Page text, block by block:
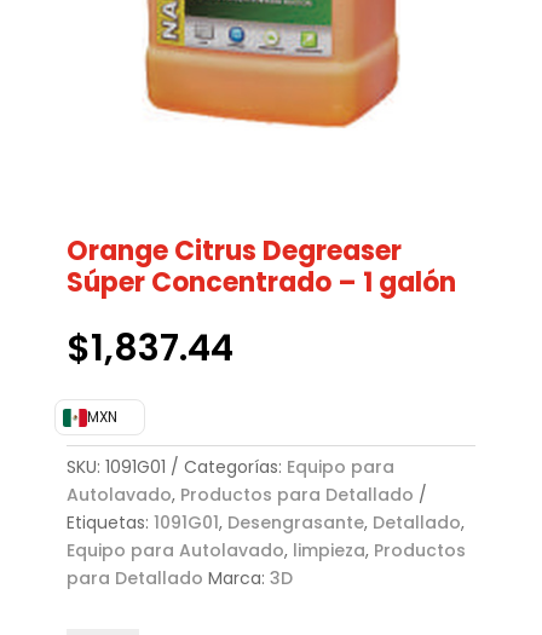
Orange Citrus Degreaser
Súper Concentrado – 1 galón
$1,837.44
MXN
SKU: 1091G01 Categorías: Equipo para
Autolavado, Productos para Detallado
Etiquetas: 1091G01, Desengrasante, Detallado,
Equipo para Autolavado, limpieza, Productos
para Detallado Marca: 3D